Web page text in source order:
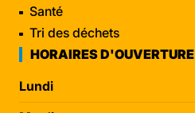
Santé
Tri des déchets
HORAIRES D'OUVERTURE
Lundi